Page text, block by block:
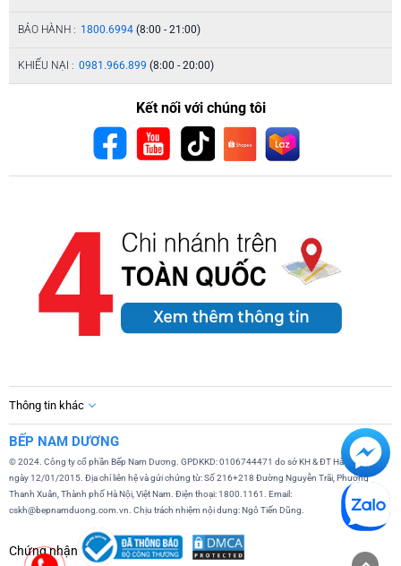
BẢO HÀNH : 1800.6994 (8:00 - 21:00)
KHIẾU NẠI : 0981.966.899 (8:00 - 20:00)
Kết nối với chúng tôi
Thông tin khác
BẾP NAM DƯƠNG
© 2024. Công ty cổ phần Bếp Nam Dương. GPDKKD: 0106744471 do sở KH & ĐT Hà Nội cấp
ngày 12/01/2015. Địa chỉ liên hệ và gửi chứng từ: Số 216+218 Đường Nguyễn Trãi, Phường
Thanh Xuân, Thành phố Hà Nội, Việt Nam. Điện thoại: 1800.1161. Email:
cskh@bepnamduong.com.vn. Chịu trách nhiệm nội dung: Ngô Tiến Dũng.
Chứng nhận